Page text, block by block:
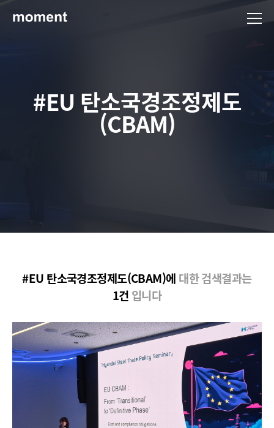
#EU 탄소국경조정제도
(CBAM)
#EU 탄소국경조정제도(CBAM)에 대한 검색결과는
1건 입니다